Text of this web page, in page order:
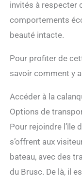
invités à respecter
comportements
beauté intacte.
Pour profiter de
savoir comment y
Accéder à la
Options de
Pour rejoindre l’île
s’offrent aux
bateau, avec des
du Brusc. De là, il